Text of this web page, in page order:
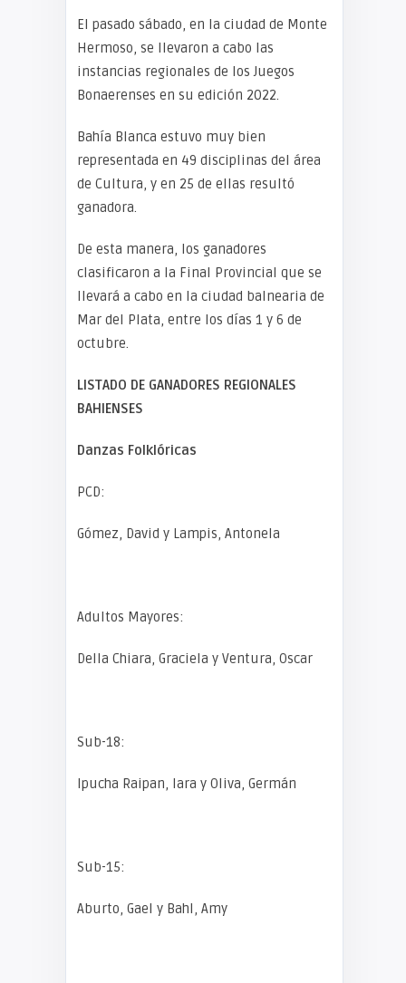
El pasado sábado, en la ciudad de Monte
Hermoso, se llevaron a cabo las
instancias regionales de los Juegos
Bonaerenses en su edición 2022.
Bahía Blanca estuvo muy bien
representada en 49 disciplinas del área
de Cultura, y en 25 de ellas resultó
ganadora.
De esta manera, los ganadores
clasificaron a la Final Provincial que se
llevará a cabo en la ciudad balnearia de
Mar del Plata, entre los días 1 y 6 de
octubre.
LISTADO DE GANADORES REGIONALES
BAHIENSES
Danzas Folklóricas
PCD:
Gómez, David y Lampis, Antonela
Adultos Mayores:
Della Chiara, Graciela y Ventura, Oscar
Sub-18:
Ipucha Raipan, Iara y Oliva, Germán
Sub-15:
Aburto, Gael y Bahl, Amy